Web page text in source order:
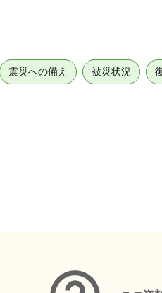
震災への備え 被災状況